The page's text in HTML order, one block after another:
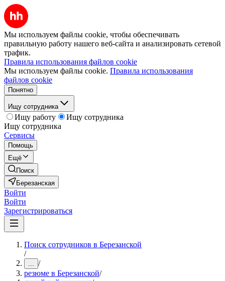
Мы используем файлы cookie, чтобы обеспечивать
правильную работу нашего веб-сайта и анализировать сетевой
трафик.
Правила использования файлов cookie
Мы используем файлы cookie. Правила использования
файлов cookie
Понятно
Ищу сотрудника
Ищу работу
Ищу сотрудника
Ищу сотрудника
Сервисы
Помощь
Ещё
Поиск
Березанская
Войти
Войти
Зарегистрироваться
Поиск сотрудников в Березанской
/
... /
резюме в Березанской/